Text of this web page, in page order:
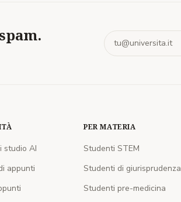
studio AI
appunti
PER MATERIA
Studenti STEM
Studenti di giurisprudenza
Studenti pre-medicina